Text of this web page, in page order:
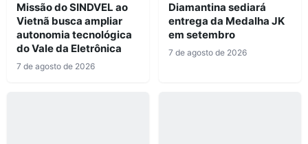
Missão do SINDVEL ao
Vietnã busca ampliar
autonomia tecnológica
do Vale da Eletrônica
7 de agosto de 2026
Diamantina sediará
entrega da Medalha JK
em setembro
7 de agosto de 2026